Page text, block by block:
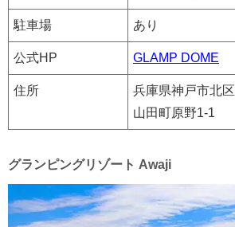
駐車場 あり
公式HP GLAMP DOME
住所
兵庫県神戸市北区
山田町原野1-1
グランピングリゾート Awaji